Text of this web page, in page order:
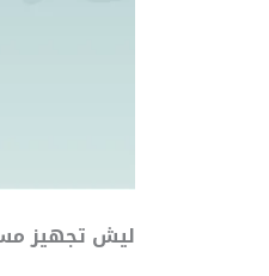
ليش تجهيز